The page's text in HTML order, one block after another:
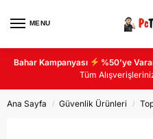
MENU
Bahar Kampanyası %50’ye
Tüm
Ana Sayfa / Güvenlik Ürünleri /